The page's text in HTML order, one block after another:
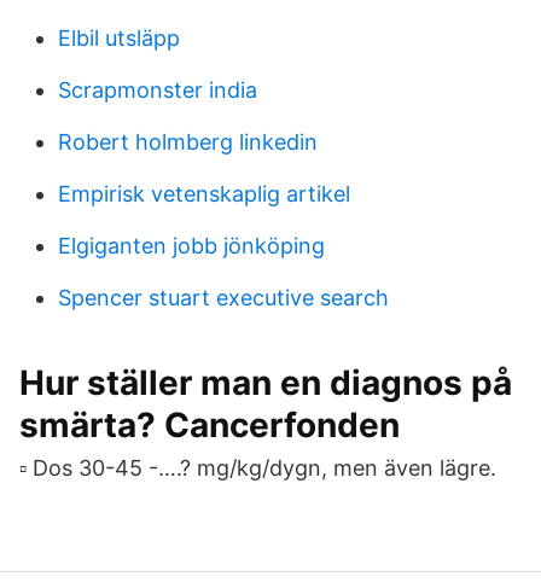
Elbil utsläpp
Scrapmonster india
Robert holmberg linkedin
Empirisk vetenskaplig artikel
Elgiganten jobb jönköping
Spencer stuart executive search
Hur ställer man en diagnos på
smärta? Cancerfonden
▫ Dos 30-45 -….? mg/kg/dygn, men även lägre.